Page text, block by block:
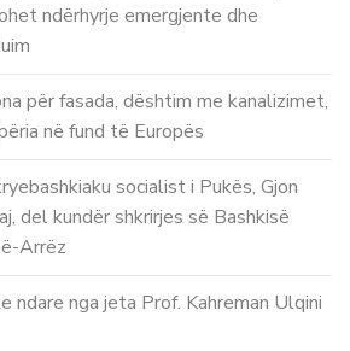
ndërhyrje emergjente dhe
për fasada, dështim me kanalizimet,
në fund të Europës
socialist i Pukës, Gjon
del kundër shkrirjes së Bashkisë
Arrëz
ndare nga jeta Prof. Kahreman Ulqini